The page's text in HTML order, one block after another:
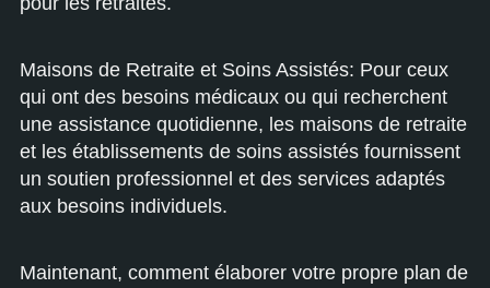
Maisons de Retraite et Soins Assistés: Pour ceux
qui ont des besoins médicaux ou qui recherchent
une assistance quotidienne, les maisons de retraite
et les établissements de soins assistés fournissent
un soutien professionnel et des services adaptés
aux besoins individuels.
Maintenant, comment élaborer votre propre plan de